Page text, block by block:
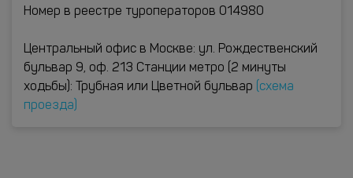
Номер в реестре туроператоров 014980
Центральный офис в Москве: ул. Рождественский
бульвар 9, оф. 213 Станции метро (2 минуты
ходьбы): Трубная или Цветной бульвар
(схема
проезда)